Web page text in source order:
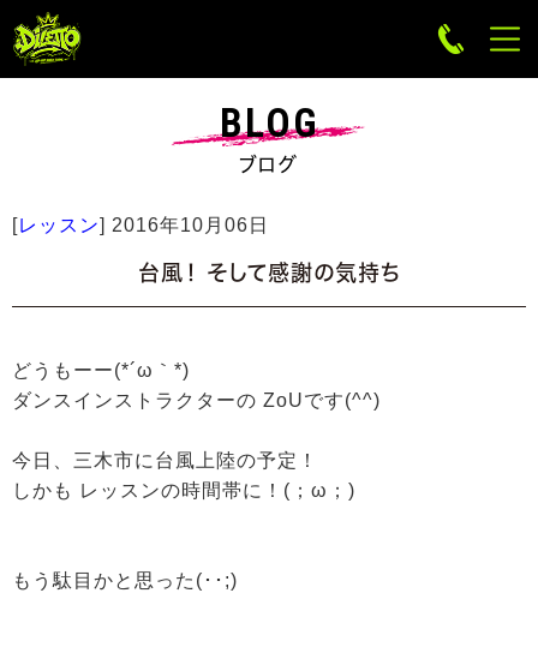
BLOG
ブログ
[レッスン] 2016年10月06日
台風！ そして感謝の気持ち
どうもーー(*´ω｀*)
ダンスインストラクターの ZoUです(^^)
今日、三木市に台風上陸の予定！
しかも レッスンの時間帯に！(；ω；)
もう駄目かと思った(･･;)